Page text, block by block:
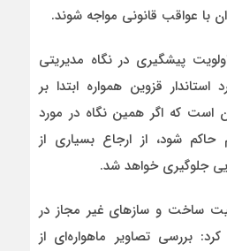
با عواقب قانونی مواجه شوند.
پیشگیری در نگاه مدیریتی
استاندار قزوین همواره ابتدا بر
که اگر همین نگاه در مورد
شود، از ارجاع بسیاری از
جلوگیری خواهد شد.
ساخت و سازهای غیر مجاز در
بررسی تصاویر ماهواره‌ای از